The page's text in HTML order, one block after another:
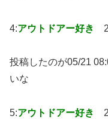
4:アウトドアー好き
投稿したのが05/21
いな
5:アウトドアー好き